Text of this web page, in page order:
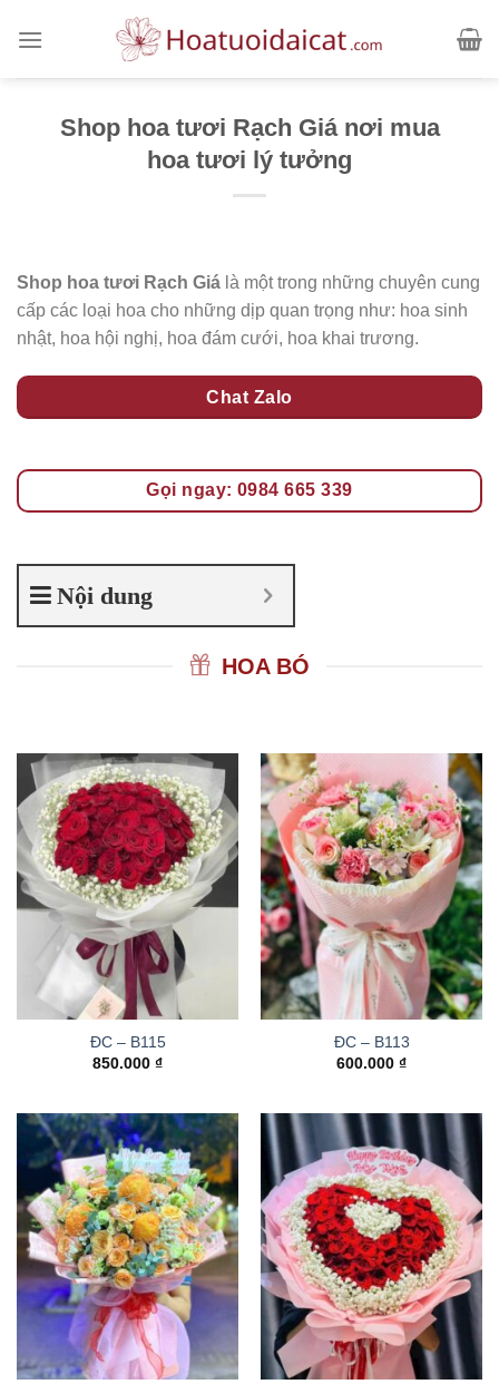
Shop hoa tươi Rạch Giá nơi mua
hoa tươi lý tưởng
Shop hoa tươi Rạch Giá là một trong những chuyên cung
cấp các loại hoa cho những dịp quan trọng như: hoa sinh
nhật, hoa hội nghị, hoa đám cưới, hoa khai trương.
Chat Zalo
Gọi ngay: 0984 665 339
Nội dung
HOA BÓ
ĐC – B115
850.000 ₫
ĐC – B113
600.000 ₫